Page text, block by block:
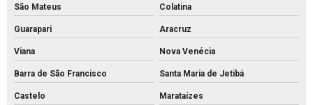
Meio fio de concreto a venda
Meio fio de concreto
Mourão de concreto para cerca comprar
Mourão de concreto rs
Mourões de concreto 10x10 preço
São Mateus Colatina
Guarapari Aracruz
Viana Nova Venécia
Barra de São Francisco Santa Maria de Jetibá
Castelo Marataízes